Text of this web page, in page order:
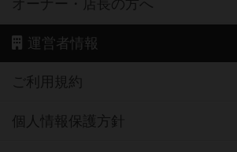
オーナー・店長の方へ
運営者情報
ご利用規約
個人情報保護方針